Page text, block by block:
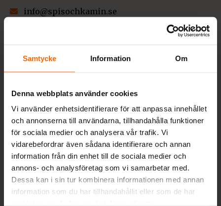
Samtycke Information Om
Denna webbplats använder cookies
Vi använder enhetsidentifierare för att anpassa innehållet
och annonserna till användarna, tillhandahålla funktioner
för sociala medier och analysera vår trafik. Vi
vidarebefordrar även sådana identifierare och annan
information från din enhet till de sociala medier och
annons- och analysföretag som vi samarbetar med.
Dessa kan i sin tur kombinera informationen med annan
information som du har tillhandahållit eller som de har
info@spisochkamin.se
Värestorpsvägen 16, 312 95 Laholm
VIKTIGT! RING INNAN BESÖK I BUTIK!
Besök i butik sker endast efter överenskommelse
med kund. Ring oss så bokar vi en tid.
Betalningsalternativ